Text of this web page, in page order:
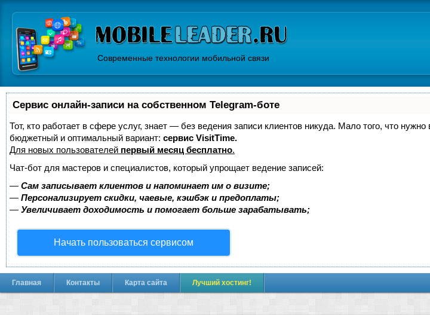
Современные технологии мобильной связи
Сервис онлайн-записи на собственном Telegram-боте
Тот, кто работает в сфере услуг, знает — без ведения записи клиентов никуда. Мало того, что
бюджетный и оптимальный вариант: сервис VisitTime.
Для новых пользователей первый месяц бесплатно.
Чат-бот для мастеров и специалистов, который упрощает ведение записей:
— Сам записывает клиентов и напоминает им о визите;
— Персонализирует скидки, чаевые, кэшбэк и предоплаты;
— Увеличивает доходимость и помогает больше зарабатывать;
Начать пользоваться сервисом
Главная Контакты Карта сайта Лучший хостинг!